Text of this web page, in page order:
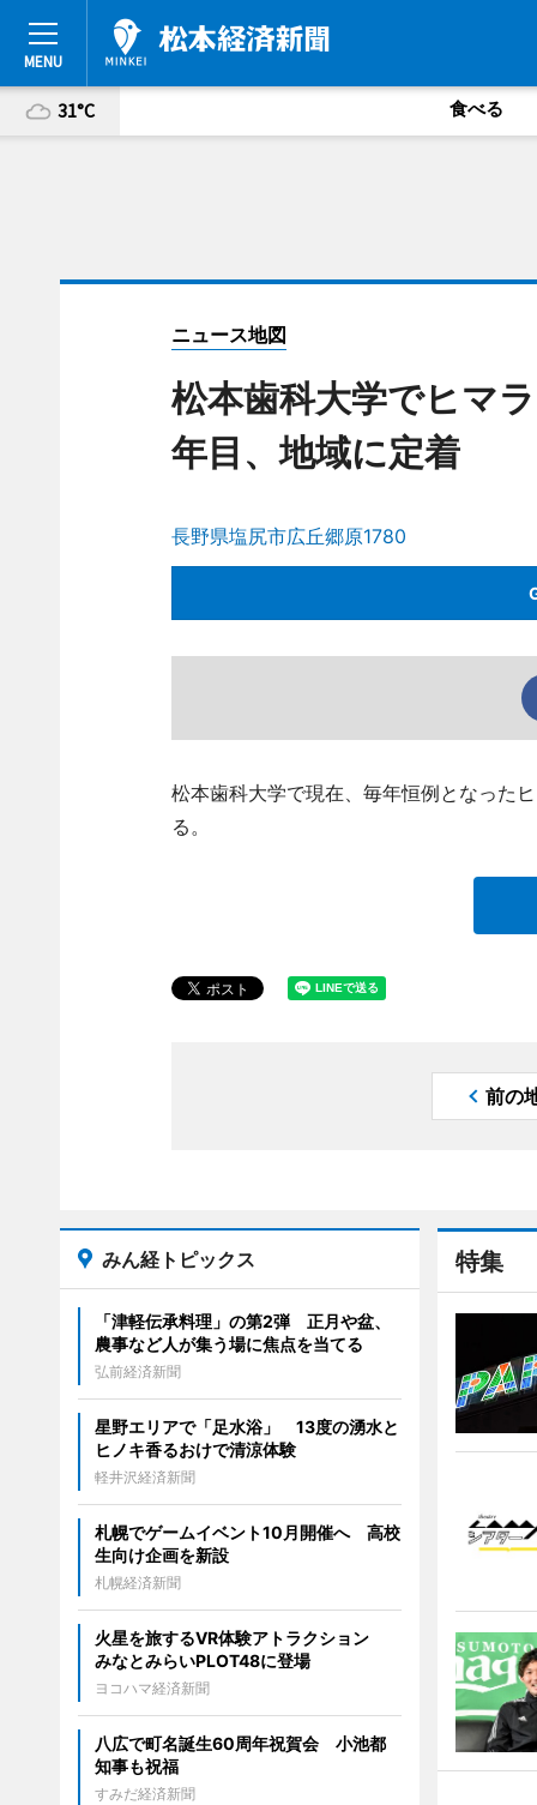
31°C 食べる
ニュース地図
松本歯科大学でヒマ
年目、地域に定着
長野県塩尻市広丘郷原1780
松本歯科大学で現在、毎年恒例となった
る。
前の
特集
みん経トピックス
「津軽伝承料理」の第2弾 正月や盆、
農事など人が集う場に焦点を当てる
弘前経済新聞
星野エリアで「足水浴」 13度の湧水と
ヒノキ香るおけで清涼体験
軽井沢経済新聞
札幌でゲームイベント10月開催へ 高校
生向け企画を新設
札幌経済新聞
火星を旅するVR体験アトラクション
みなとみらいPLOT48に登場
ヨコハマ経済新聞
八広で町名誕生60周年祝賀会 小池都
知事も祝福
すみだ経済新聞